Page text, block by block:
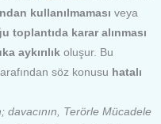
kullanılmaması veya
karar alınması
aykırılık oluşur. Bu
söz konusu hatalı
davacının, Terörle Mücadele